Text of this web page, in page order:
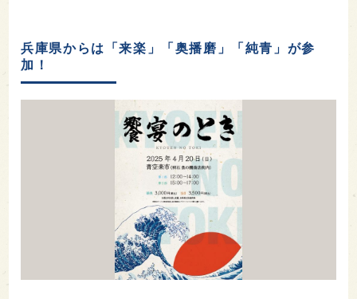
兵庫県からは「来楽」「奥播磨」「純青」が参
加！